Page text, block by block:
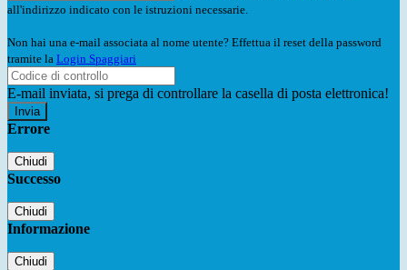
all'indirizzo indicato con le istruzioni necessarie.
Non hai una e-mail associata al nome utente? Effettua il reset della password
tramite la Login Spaggiari
E-mail inviata, si prega di controllare la casella di posta elettronica!
Errore
Chiudi
Successo
Chiudi
Informazione
Chiudi